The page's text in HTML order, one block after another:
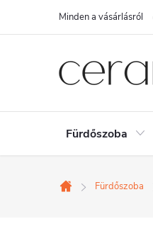
tartalomhoz
Minden a vásárlásról
Fürdőszoba
Kezdőlap
Fürdőszoba